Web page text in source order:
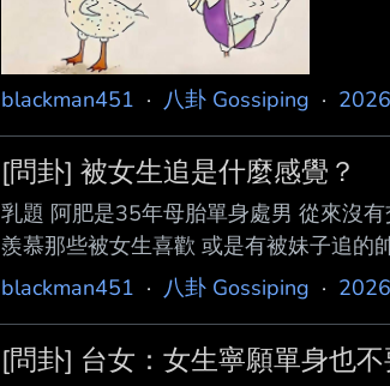
blackman451 · 八卦 Gossiping ·
[問卦] 被女生追是什麼感覺？
乳題 阿肥是35年母胎單身處男 從來沒
羨慕那些被女生喜歡 或是有被妹子追的
blackman451 · 八卦 Gossiping ·
[問卦] 台女：女生寧願單身也